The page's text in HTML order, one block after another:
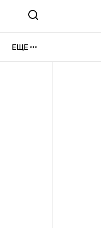
ЕЩЕ